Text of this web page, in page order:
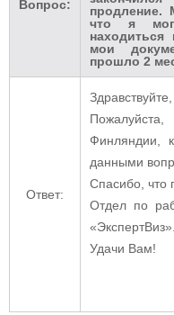
Вопрос:
продление.
что я
мои
прошло 2
Ответ:
Финляндии,
данными
Спасибо, что
Отдел по
«ЭкспертВиз».
Удачи Вам!